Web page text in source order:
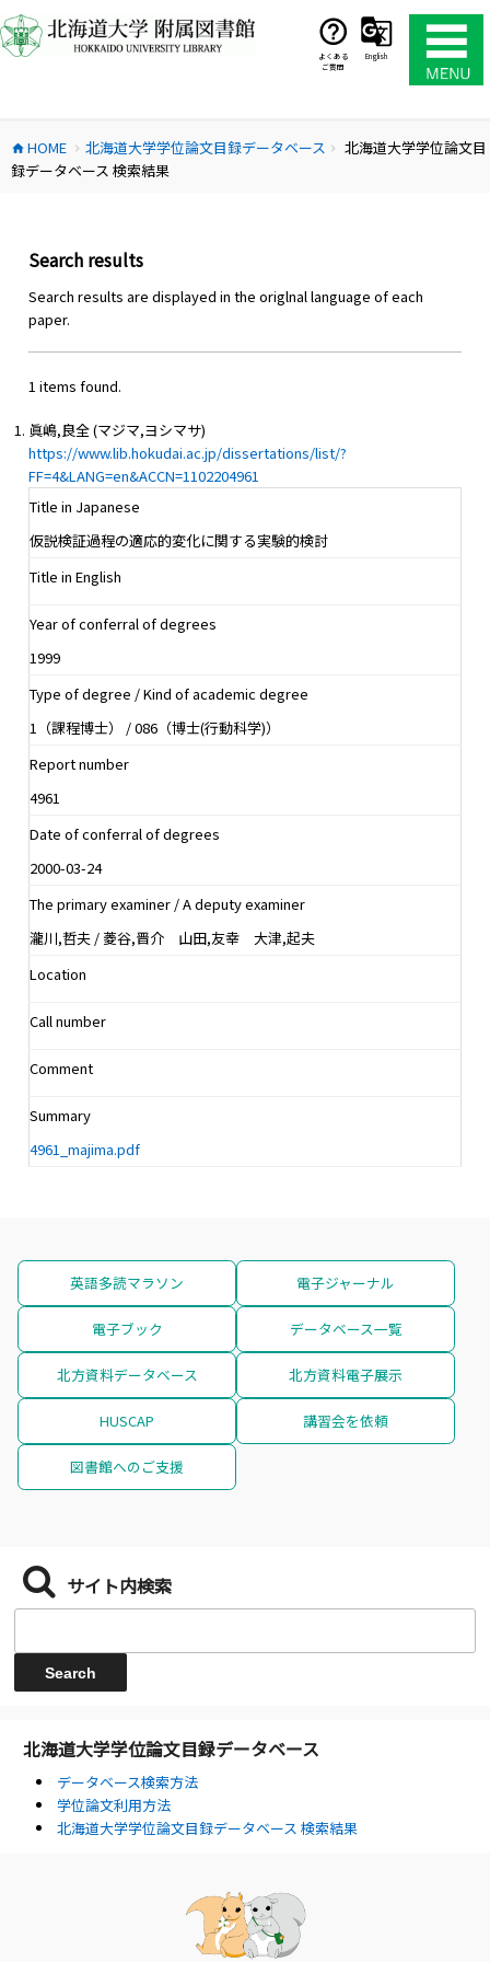
ン
テ
ス
キ
よくある
ご質問
English
home HOME chevron_right 北海道大学学位論文目録データベース chevron_right
北海道大学学位論文目
録データベース 検索結果
Search results
Search results are displayed in the origlnal language of each
paper.
1 items found.
眞嶋,良全 (マジマ,ヨシマサ)
https://www.lib.hokudai.ac.jp/dissertations/list/?
FF=4&LANG=en&ACCN=1102204961
Title in Japanese
仮説検証過程の適応的変化に関する実験的検討
Title in English
Year of conferral of degrees
1999
Type of degree / Kind of academic degree
1（課程博士） / 086（博士(行動科学)）
Report number
4961
Date of conferral of degrees
2000-03-24
The primary examiner / A deputy examiner
瀧川,哲夫 / 菱谷,晋介 山田,友幸 大津,起夫
Location
Call number
Comment
Summary
4961_majima.pdf
英語多読マラソン 電子ジャーナル
電子ブック データベース一覧
北方資料データベース 北方資料電子展示
HUSCAP 講習会を依頼
図書館へのご支援
サイト内検索
北海道大学学位論文目録データベース
データベース検索方法
学位論文利用方法
北海道大学学位論文目録データベース 検索結果